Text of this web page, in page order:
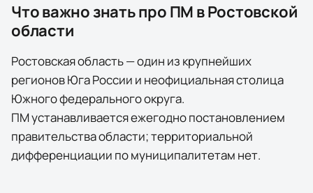
Что важно знать про ПМ вРостовской
области
Ростовская область — один из крупнейших
регионов Юга России и неофициальная столица
Южного федерального округа.
ПМ устанавливается ежегодно постановлением
правительства области; территориальной
дифференциации по муниципалитетам нет.